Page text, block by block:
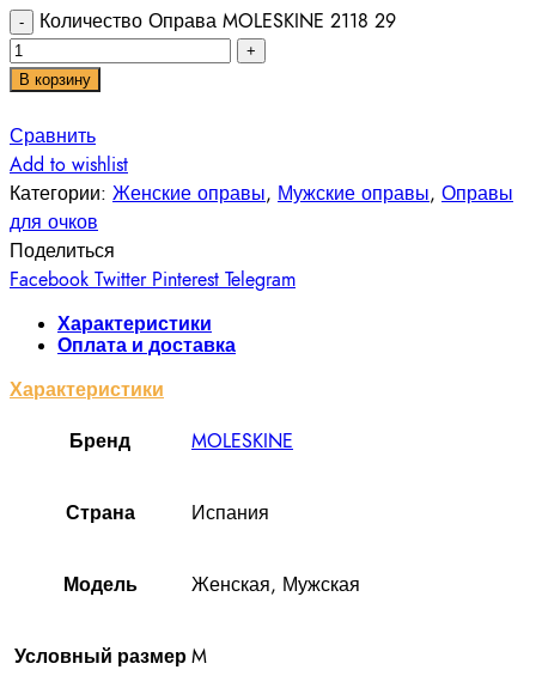
Количество Оправа MOLESKINE 2118 29
В корзину
Сравнить
Add to wishlist
Категории: Женские оправы, Мужские оправы, Оправы
для очков
Поделиться
Facebook Twitter Pinterest Telegram
Характеристики
Оплата и доставка
Характеристики
Бренд MOLESKINE
Cтрана Испания
Модель Женская, Мужская
Условный размер M